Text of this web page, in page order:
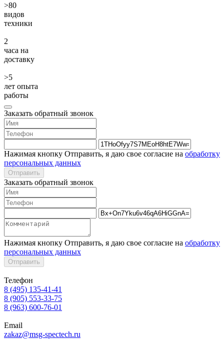
>80
видов
техники
2
часа на
доставку
>5
лет опыта
работы
Заказать обратный звонок
Нажимая кнопку Отправить, я даю свое согласие на обработку
персональных данных
Отправить
Заказать обратный звонок
Нажимая кнопку Отправить, я даю свое согласие на обработку
персональных данных
Отправить
Телефон
8 (495) 135-41-41
8 (905) 553-33-75
8 (963) 600-76-01
Email
zakaz@msg-spectech.ru